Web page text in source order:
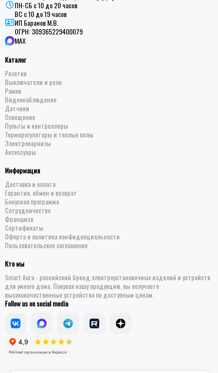
ПН-СБ с 10 до 20 часов
ВС с 10 до 19 часов
ИП Баранов М.В.
ОГРН:309365229400079
MAX
Каталог
Розетки
Выключатели и реле
Рамки
Видеонаблюдение
Датчики
Освещение
Пульты и контроллеры
Терморегуляторы и теплые полы
Электрокарнизы
Аксессуары
Информация
Доставка и оплата
Гарантия, обмен и возврат
Бонусная программа
Сотрудничество
Франшиза
Сертификаты
Оферта и политика конфиденциальности
Пользовательское соглашение
Кто мы
Smart Aura - российский бренд электроустановочных изделий и устройств
для умного дома. Покупая нашу продукцию, вы получаете
высококачественные устройства по доступным ценам.
Follow us on social media